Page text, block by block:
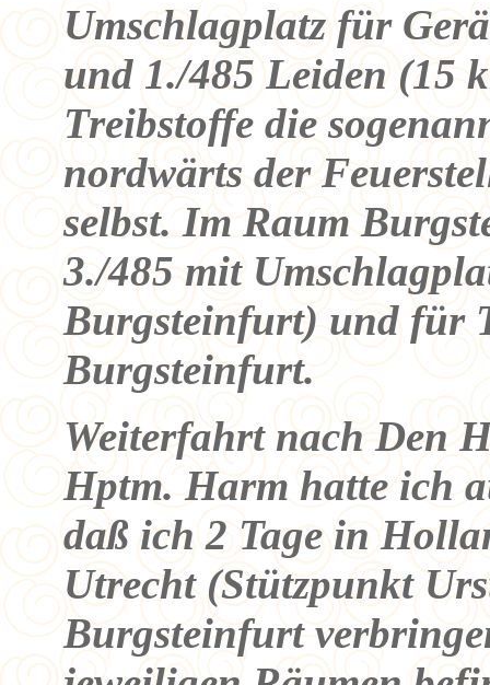
Umschlagplatz für
und 1./485 Leiden (15
Treibstoffe die
nordwärts der
selbst. Im Raum
3./485 mit
Burgsteinfurt) und für
Burgsteinfurt.
Weiterfahrt nach Den
Hptm. Harm hatte ich
daß ich 2 Tage in
Utrecht (Stützpunkt
Burgsteinfurt